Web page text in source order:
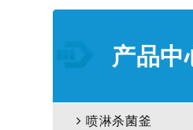
产品中
喷淋杀菌釜